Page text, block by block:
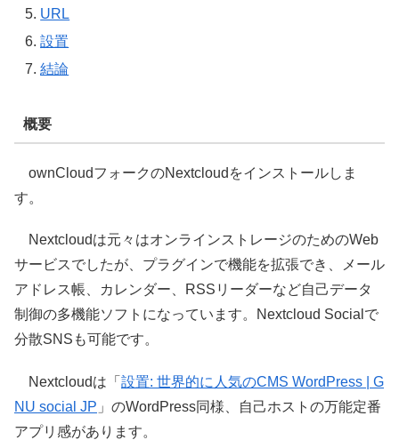
URL
設置
結論
概要
ownCloudフォークのNextcloudをインストールしま
す。
Nextcloudは元々はオンラインストレージのためのWeb
サービスでしたが、プラグインで機能を拡張でき、メール
アドレス帳、カレンダー、RSSリーダーなど自己データ
制御の多機能ソフトになっています。Nextcloud Socialで
分散SNSも可能です。
Nextcloudは「 設置: 世界的に人気のCMS WordPress | G
NU social JP 」のWordPress同様、自己ホストの万能定番
アプリ感があります。